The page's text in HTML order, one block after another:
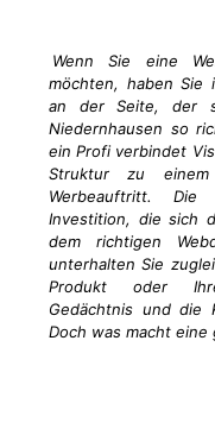
Wenn Sie eine
möchten, haben Sie
an der Seite, der
Niedernhausen so
ein Profi verbindet
Struktur zu einem
Werbeauftritt.
Investition, die sich
dem richtigen
unterhalten Sie
Produkt oder
Gedächtnis und die
Doch was macht